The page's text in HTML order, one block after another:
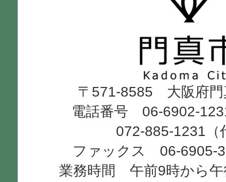
市
Kadoma
City
〒571-8585 大阪府門
電話番号 06-6902-
072-885-1231（
ファックス 06-6905-
業務時間 午前9時から午